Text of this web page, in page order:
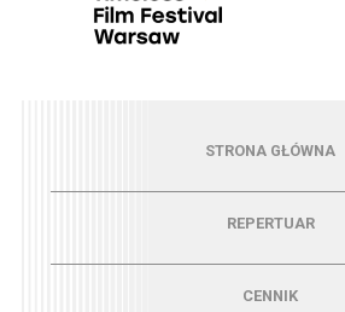
Menu - strona główna
STRONA GŁÓWNA
Menu - repertuarREPERTUAR
CENNIK